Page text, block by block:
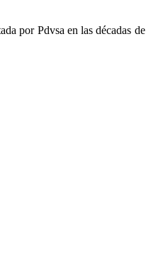
por Pdvsa en las décadas de